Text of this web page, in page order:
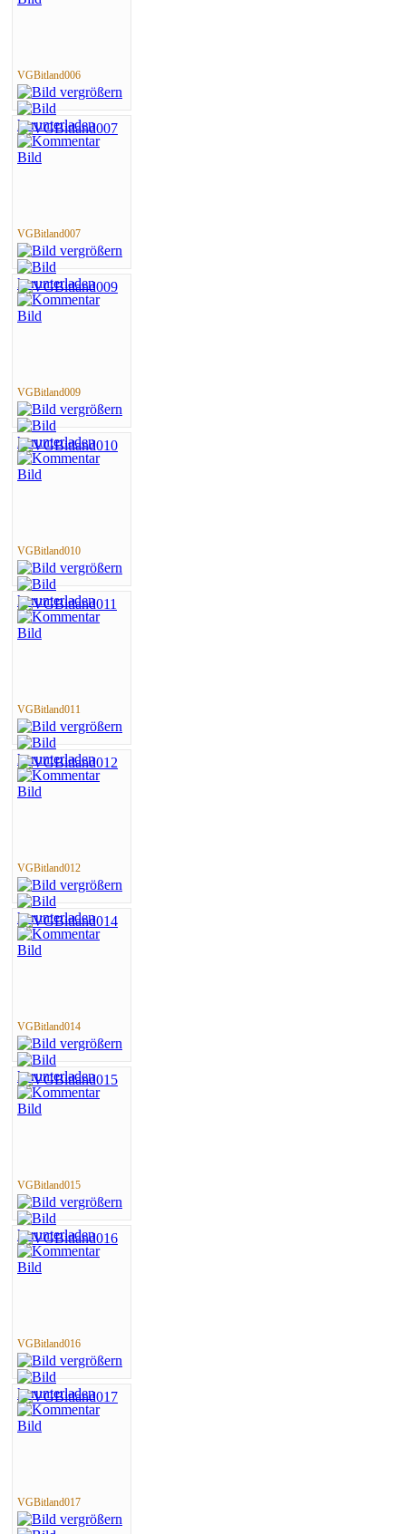
VGBitland006
VGBitland007
VGBitland009
VGBitland010
VGBitland011
VGBitland012
VGBitland014
VGBitland015
VGBitland016
VGBitland017